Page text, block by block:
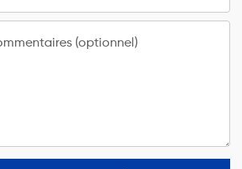
(optionnel)